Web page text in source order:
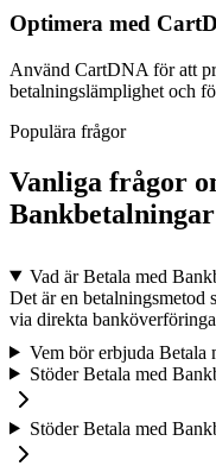
Optimera med
Använd CartDNA för att
betalningslämplighet och
Populära frågor
Vanliga frågor
Vad är Betala med
Det är en betalningsmetod
via direkta
Vem bör erbjuda Betala
Stöder Betala med
Stöder Betala med